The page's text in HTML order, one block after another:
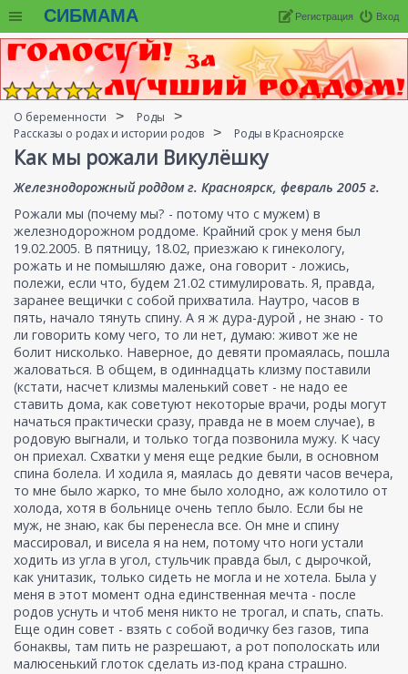
СИБМАМА Вход
Регистрация
О беременности
Роды
Рассказы о родах и истории родов
Роды в Красноярске
Как мы рожали Викулёшку
Железнодорожный роддом г. Красноярск, февраль 2005 г.
Рожали мы (почему мы? - потому что с мужем) в
железнодорожном роддоме. Крайний срок у меня был
19.02.2005. В пятницу, 18.02, приезжаю к гинекологу,
рожать и не помышляю даже, она говорит - ложись,
полежи, если что, будем 21.02 стимулировать. Я, правда,
заранее вещички с собой прихватила. Наутро, часов в
пять, начало тянуть спину. А я ж дура-дурой , не знаю - то
ли говорить кому чего, то ли нет, думаю: живот же не
болит нисколько. Наверное, до девяти промаялась, пошла
жаловаться. В общем, в одиннадцать клизму поставили
(кстати, насчет клизмы маленький совет - не надо ее
ставить дома, как советуют некоторые врачи, роды могут
начаться практически сразу, правда не в моем случае), в
родовую выгнали, и только тогда позвонила мужу. К часу
он приехал. Схватки у меня еще редкие были, в основном
спина болела. И ходила я, маялась до девяти часов вечера,
то мне было жарко, то мне было холодно, аж колотило от
холода, хотя в больнице очень тепло было. Если бы не
муж, не знаю, как бы перенесла все. Он мне и спину
массировал, и висела я на нем, потому что ноги устали
ходить из угла в угол, стульчик правда был, с дырочкой,
как унитазик, только сидеть не могла и не хотела. Была у
меня в этот момент одна единственная мечта - после
родов уснуть и чтоб меня никто не трогал, и спать, спать.
Еще один совет - взять с собой водичку без газов, типа
бонаквы, там пить не разрешают, а рот пополоскать или
малюсенький глоток сделать из-под крана страшно.